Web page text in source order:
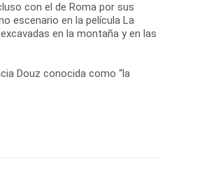
con el de Roma por sus
escenario en la película La
en la montaña y en las
Douz conocida como “la